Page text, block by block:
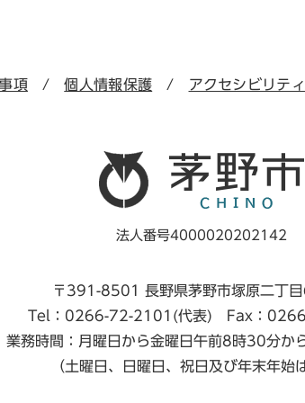
項 個人情報保護 アクセシビリティ
法人番号4000020202142
〒391-8501 長野県茅野市塚原二丁
Tel：0266-72-2101(代表) Fax：
業務時間：月曜日から金曜日午前8時30分か
（土曜日、日曜日、祝日及び年末年始